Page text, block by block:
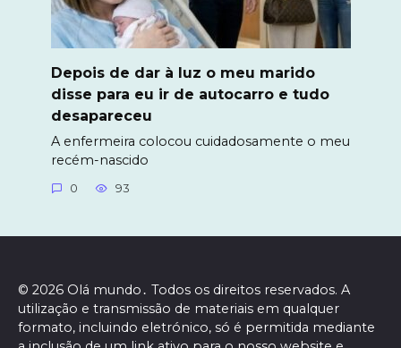
Depois de dar à luz o meu marido
disse para eu ir de autocarro e tudo
desapareceu
A enfermeira colocou cuidadosamente o meu
recém-nascido
0 93
© 2026 Olá mundo․ Todos os direitos reservados. A
utilização e transmissão de materiais em qualquer
formato, incluindo eletrónico, só é permitida mediante